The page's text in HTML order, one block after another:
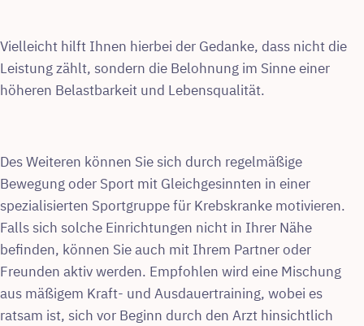
Vielleicht hilft Ihnen hierbei der Gedanke, dass nicht die
Leistung zählt, sondern die Belohnung im Sinne einer
höheren Belastbarkeit und Lebensqualität.
Des Weiteren können Sie sich durch regelmäßige
Bewegung oder Sport mit Gleichgesinnten in einer
spezialisierten Sportgruppe für Krebskranke motivieren.
Falls sich solche Einrichtungen nicht in Ihrer Nähe
befinden, können Sie auch mit Ihrem Partner oder
Freunden aktiv werden. Empfohlen wird eine Mischung
aus mäßigem Kraft- und Ausdauertraining, wobei es
ratsam ist, sich vor Beginn durch den Arzt hinsichtlich